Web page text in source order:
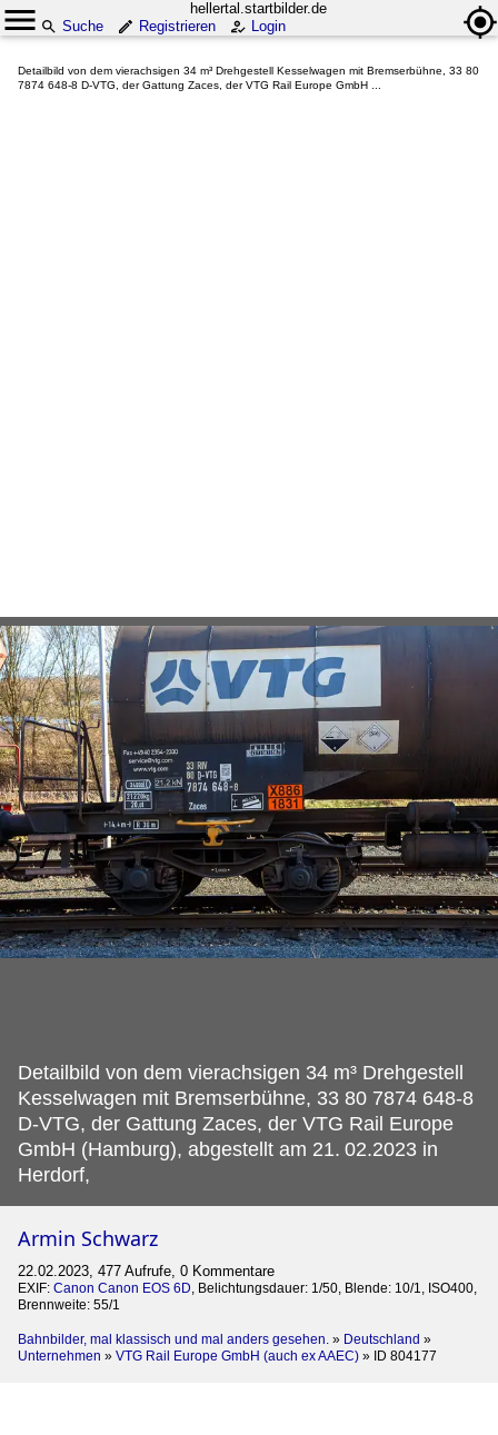
hellertal.startbilder.de
Suche
Registrieren Login
Detailbild von dem vierachsigen 34 m³ Drehgestell Kesselwagen mit Bremserbühne, 33 80
7874 648-8 D-VTG, der Gattung Zaces, der VTG Rail Europe GmbH ...
Detailbild von dem vierachsigen 34 m³ Drehgestell
Kesselwagen mit Bremserbühne, 33 80 7874 648-8
D-VTG, der Gattung Zaces, der VTG Rail Europe
GmbH (Hamburg), abgestellt am 21. 02.2023 in
Herdorf,
Armin Schwarz
22.02.2023, 477 Aufrufe, 0 Kommentare
EXIF: Canon Canon EOS 6D, Belichtungsdauer: 1/50, Blende: 10/1, ISO400,
Brennweite: 55/1
Bahnbilder, mal klassisch und mal anders gesehen. » Deutschland »
Unternehmen » VTG Rail Europe GmbH (auch ex AAEC) » ID 804177